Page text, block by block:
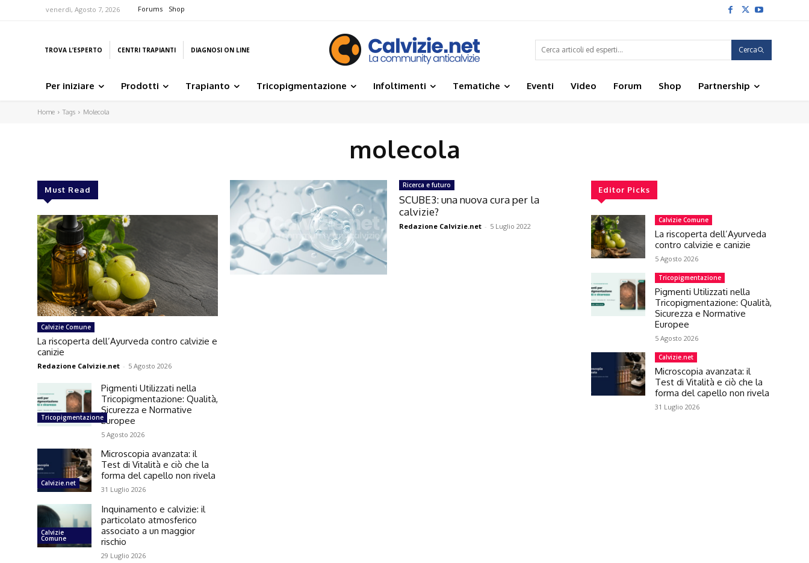
venerdì, Agosto 7, 2026 Forums Shop
TROVA L’ESPERTO CENTRI TRAPIANTI DIAGNOSI ON LINE Cerca
Per iniziare Prodotti Trapianto Tricopigmentazione Infoltimenti Tematiche Eventi Video Forum Shop Partnership
Home Tags Molecola
molecola
Must Read
Calvizie Comune
La riscoperta dell’Ayurveda contro calvizie e
canizie
Redazione Calvizie.net - 5 Agosto 2026
Tricopigmentazione
Pigmenti Utilizzati nella
Tricopigmentazione: Qualità,
Sicurezza e Normative
Europee
5 Agosto 2026
Calvizie.net
Microscopia avanzata: il
Test di Vitalità e ciò che la
forma del capello non rivela
31 Luglio 2026
Calvizie
Comune
Inquinamento e calvizie: il
particolato atmosferico
associato a un maggior
rischio
29 Luglio 2026
Ricerca e futuro
SCUBE3: una nuova cura per la
calvizie?
Redazione Calvizie.net - 5 Luglio 2022
Editor Picks
Calvizie Comune
La riscoperta dell’Ayurveda
contro calvizie e canizie
5 Agosto 2026
Tricopigmentazione
Pigmenti Utilizzati nella
Tricopigmentazione: Qualità,
Sicurezza e Normative
Europee
5 Agosto 2026
Calvizie.net
Microscopia avanzata: il
Test di Vitalità e ciò che la
forma del capello non rivela
31 Luglio 2026